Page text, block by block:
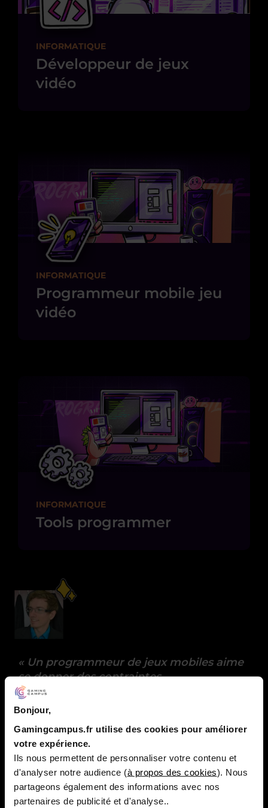
Bonjour,
Gamingcampus.fr utilise des cookies pour améliorer
votre expérience.
Ils nous permettent de personnaliser votre contenu et
d'analyser notre audience (à propos des cookies). Nous
partageons également des informations avec nos
partenaires de publicité et d'analyse..
INFORMATIQUE
Développeur de jeux
vidéo
INFORMATIQUE
Programmeur mobile jeu
vidéo
INFORMATIQUE
Tools programmer
« Un programmeur de jeux mobiles aime
se donner des contraintes
supplémentaires dû à la plateforme, mais
aussi au marché duquel il faut savoir se
différencier »
VALENTIN BIREMBAUT – Développeur
Ohbibi